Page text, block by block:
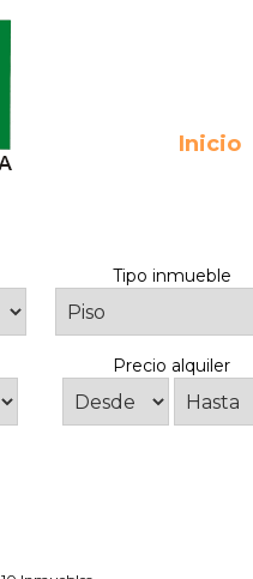
Inicio
Tipo inmueble
Precio alquiler